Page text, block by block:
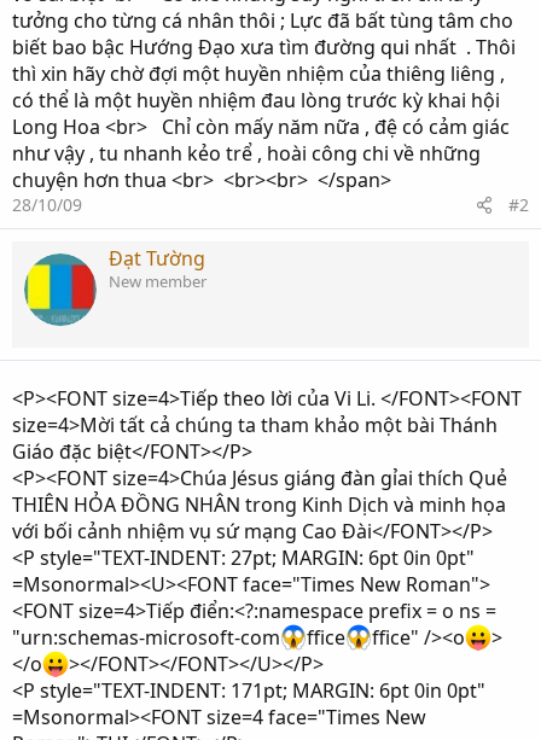
tưởng cho từng cá nhân thôi ; Lực đã bất tùng tâm cho
biết bao bậc Hướng Đạo xưa tìm đường qui nhất . Thôi
thì xin hãy chờ đợi một huyền nhiệm của thiêng liêng ,
có thể là một huyền nhiệm đau lòng trước kỳ khai hội
Long Hoa <br> Chỉ còn mấy năm nữa , đệ có cảm giác
như vậy , tu nhanh kẻo trể , hoài công chi về những
chuyện hơn thua <br> <br><br> </span>
28/10/09 #2
Đạt Tường
New member
<P><FONT size=4>Tiếp theo lời của Vi Li. </FONT><FONT
size=4>Mời tất cả chúng ta tham khảo một bài Thánh
Giáo đặc biệt</FONT></P>
<P><FONT size=4>Chúa Jésus giáng đàn gỉai thích Quẻ
THIÊN HỎA ĐỒNG NHÂN trong Kinh Dịch và minh họa
với bối cảnh nhiệm vụ sứ mạng Cao Đài</FONT></P>
<P style="TEXT-INDENT: 27pt; MARGIN: 6pt 0in 0pt"
=Msonormal><U><FONT face="Times New Roman">
<FONT size=4>Tiếp điển:<?:namespace prefix = o ns =
"urn:schemas-microsoft-com
ffice ffice" /><o
>
</o
></FONT></FONT></U></P>
<P style="TEXT-INDENT: 171pt; MARGIN: 6pt 0in 0pt"
=Msonormal><FONT size=4 face="Times New